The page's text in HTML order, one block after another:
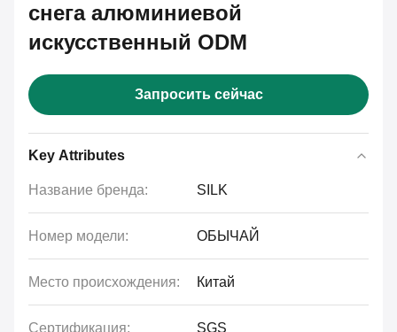
снега алюминиевой
искусственный ODM
Запросить сейчас
Key Attributes
Название бренда: SILK
Номер модели: ОБЫЧАЙ
Место происхождения: Китай
Сертификация: SGS